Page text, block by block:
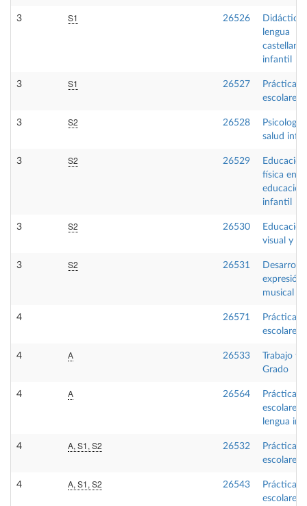
3 S1 26526
Didáctica
lengua
castellana
infantil
3 S1 26527
Prácticas
escolares
3 S2 26528
Psicología
salud
3 S2 26529
Educación
física en
educación
infantil
3 S2 26530
Educación
visual y
3 S2 26531
expresión
musical
4 26571
Prácticas
escolares
4 A 26533
Trabajo
Grado
4 A 26564
Prácticas
escolares
lengua
4 A, S1, S2 26532
Prácticas
escolares
4 A, S1, S2 26543
Prácticas
escolares